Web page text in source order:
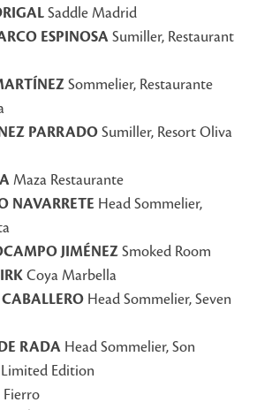
Saddle Madrid
ESPINOSA Sumiller, Restaurant
Sommelier, Restaurante
PARRADO Sumiller, Resort Oliva
Maza Restaurante
NAVARRETE Head Sommelier,
JIMÉNEZ Smoked Room
Coya Marbella
CABALLERO Head Sommelier, Seven
RADA Head Sommelier, Son
Edition
Fierro